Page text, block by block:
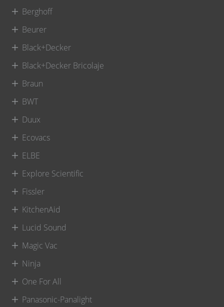
Berghoff
Beurer
Black+Decker
Black+Decker Bricolaje
Braun
BWT
Duux
Ecovacs
ELBE
Explore Scientific
Fissler
KitchenAid
Lucid Sound
Magic Vac
Ninja
One For All
Panasonic-Panalight